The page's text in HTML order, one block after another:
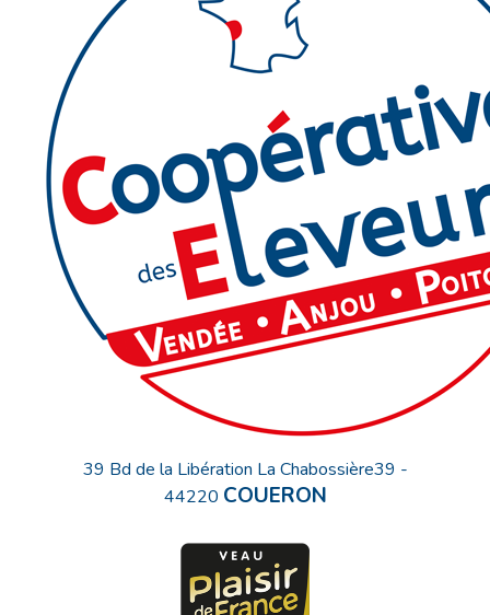
39 Bd de la Libération La Chabossière39 -
44220 COUERON